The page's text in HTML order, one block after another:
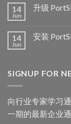
14
Jun
升级
14
Jun
安装
SIGNUP FOR
向行业专家学习
一期的最新企业通